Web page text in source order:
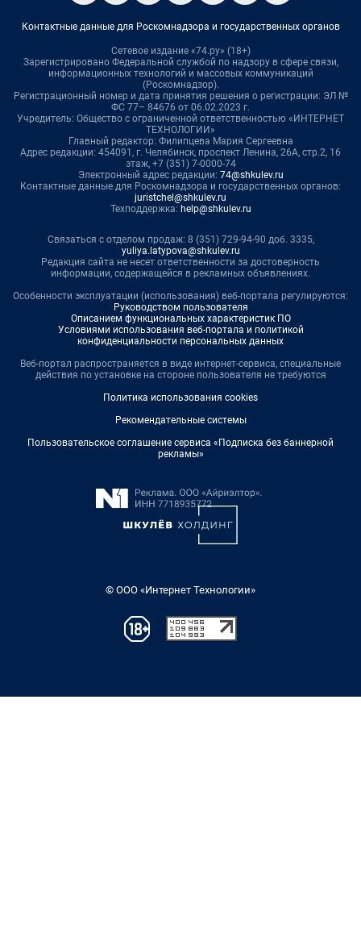
Контактные данные для Роскомнадзора и государственных органов
Сетевое издание «74.ру» (18+)
Зарегистрировано Федеральной службой по надзору в сфере связи,
информационных технологий и массовых коммуникаций
(Роскомнадзор).
Регистрационный номер и дата принятия решения о регистрации: ЭЛ №
ФС 77– 84676 от 06.02.2023 г.
Учредитель: Общество с ограниченной ответственностью «ИНТЕРНЕТ
ТЕХНОЛОГИИ»
Главный редактор: Филипцева Мария Сергеевна
Адрес редакции: 454091, г. Челябинск, проспект Ленина, 26А, стр.2, 16
этаж, +7 (351) 7-0000-74
Электронный адрес редакции: 74@shkulev.ru
Контактные данные для Роскомнадзора и государственных органов:
juristchel@shkulev.ru
Техподдержка: help@shkulev.ru
Связаться с отделом продаж: 8 (351) 729-94-90 доб. 3335,
yuliya.latypova@shkulev.ru
Редакция сайта не несет ответственности за достоверность
информации, содержащейся в рекламных объявлениях.
Особенности эксплуатации (использования) веб-портала регулируются:
Руководством пользователя
Описанием функциональных характеристик ПО
Условиями использования веб-портала и политикой
конфиденциальности персональных данных
Веб-портал распространяется в виде интернет-сервиса, специальные
действия по установке на стороне пользователя не требуются
Политика использования cookies
Рекомендательные системы
Пользовательское соглашение сервиса «Подписка без баннерной
рекламы»
© ООО «Интернет Технологии»